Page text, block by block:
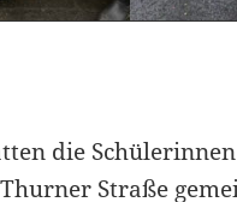
die
Straße